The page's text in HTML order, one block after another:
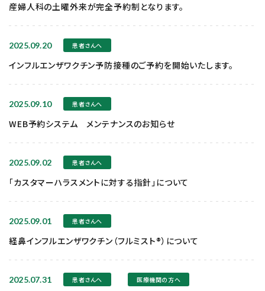
産婦人科の土曜外来が完全予約制となります。
2025.09.20 患者さんへ
インフルエンザワクチン予防接種のご予約を開始いたします。
2025.09.10 患者さんへ
WEB予約システム メンテナンスのお知らせ
2025.09.02 患者さんへ
「カスタマーハラスメントに対する指針」について
2025.09.01 患者さんへ
経鼻インフルエンザワクチン（フルミスト®）について
2025.07.31 患者さんへ 医療機関の方へ